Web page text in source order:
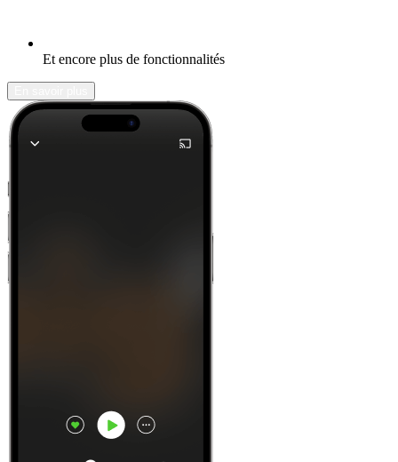
Et encore plus de fonctionnalités